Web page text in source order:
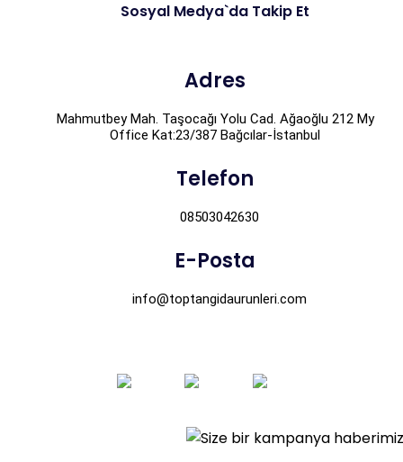
Sosyal Medya`da Takip Et
Adres
Mahmutbey Mah. Taşocağı Yolu Cad. Ağaoğlu 212 My
Office Kat:23/387 Bağcılar-İstanbul
Telefon
08503042630
E-Posta
info@toptangidaurunleri.com